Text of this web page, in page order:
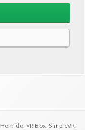
VR Box, SimpleVR,